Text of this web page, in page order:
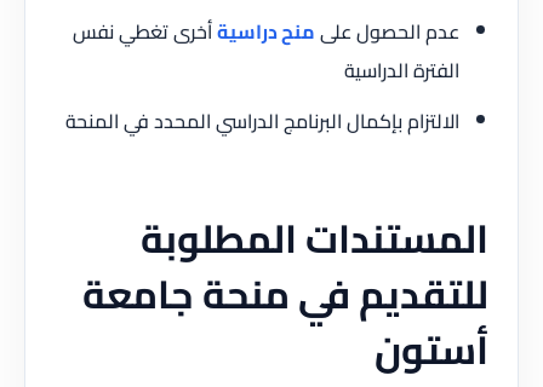
عدم الحصول علىمنح دراسيةأخرى تغطي نفس
الفترة الدراسية
الالتزام بإكمال البرنامج الدراسي المحدد في المنحة
المستندات المطلوبة
للتقديم في منحة جامعة
أستون